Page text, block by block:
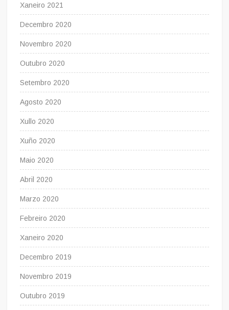
Xaneiro 2021
Decembro 2020
Novembro 2020
Outubro 2020
Setembro 2020
Agosto 2020
Xullo 2020
Xuño 2020
Maio 2020
Abril 2020
Marzo 2020
Febreiro 2020
Xaneiro 2020
Decembro 2019
Novembro 2019
Outubro 2019